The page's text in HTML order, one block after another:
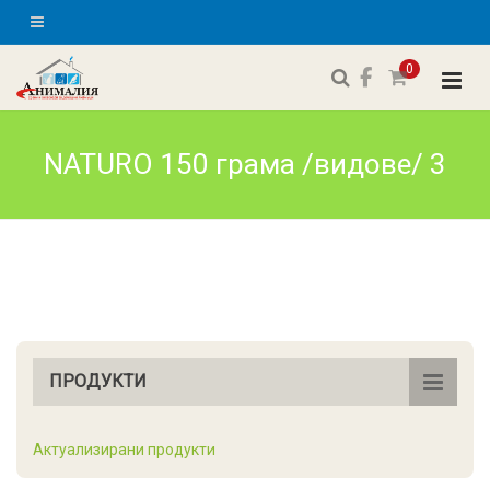
0
NATURO 150 грама /видове/ 3
ПРОДУКТИ
Актуализирани продукти